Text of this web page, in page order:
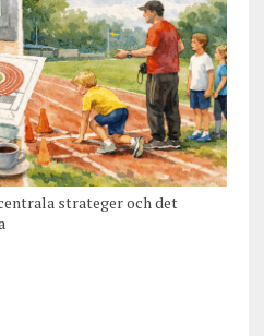
strateger och det